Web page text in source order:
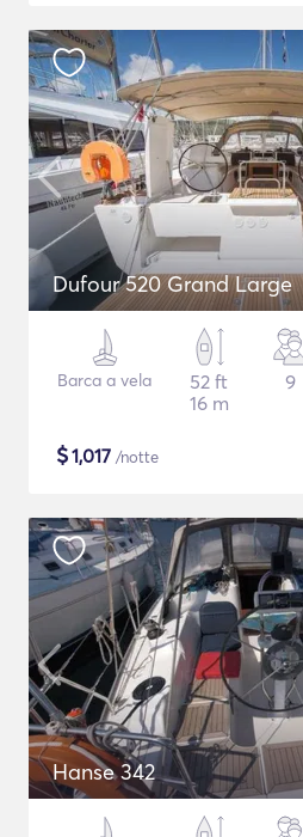
Dufour 520 Grand Large
Barca a vela
52 ft
16 m
9
$1,017 /notte
Hanse 342